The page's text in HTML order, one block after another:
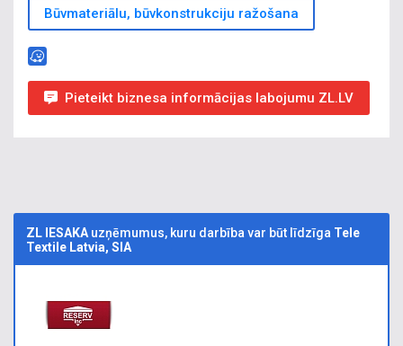
Būvmateriālu, būvkonstrukciju ražošana
Pieteikt biznesa informācijas labojumu ZL.LV
ZL IESAKA uzņēmumus, kuru darbība var būt līdzīga Tele
Textile Latvia, SIA